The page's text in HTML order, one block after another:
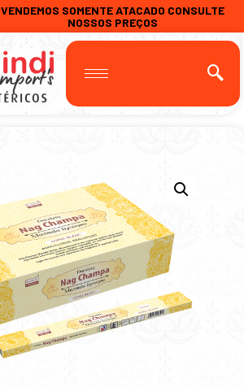
VENDEMOS SOMENTE ATACADO CONSULTE
NOSSOS PREÇOS